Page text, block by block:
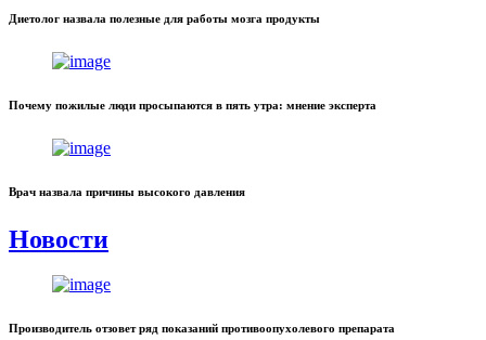
Диетолог назвала полезные для работы мозга продукты
Почему пожилые люди просыпаются в пять утра: мнение эксперта
Врач назвала причины высокого давления
Новости
Производитель отзовет ряд показаний противоопухолевого препарата